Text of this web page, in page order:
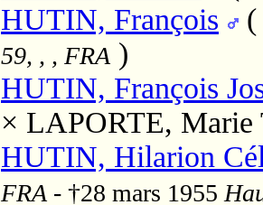
HUTIN, François
59, , , FRA )
HUTIN, François
× LAPORTE, Marie
HUTIN, Hilarion
FRA - †28 mars 1955